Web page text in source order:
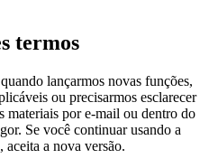
termos
lançarmos novas funções,
ou precisarmos esclarecer
materiais por e-mail ou dentro do
Se você continuar usando a
aceita a nova versão.